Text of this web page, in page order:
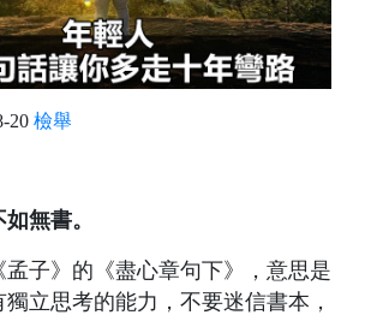
20 檢舉
無書。
孟子》的《盡心章句下》，意思是
立思考的能力，不要迷信書本，